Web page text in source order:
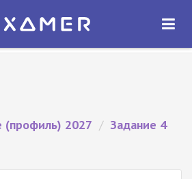
ЕГЭ 2027
ОТКРЫТЬ
(профиль) 2027 / Задание 4